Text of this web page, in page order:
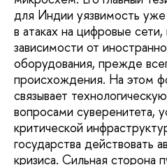
для Индии уязвимость уже
в атаках на цифровые сети,
зависимости от
оборудования, прежде
происхождения. На этом
связывает
вопросами суверенитета,
критической
государства действовать
кризиса. Сильная сторона